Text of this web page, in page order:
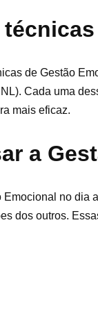
de Gestão
Cada uma
mais eficaz.
a
Emocional no dia
dos outros.